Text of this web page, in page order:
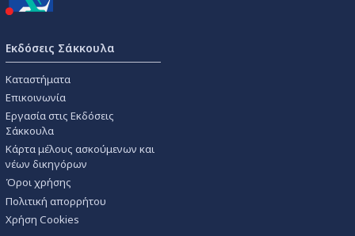
Εκδόσεις Σάκκουλα
Καταστήματα
Επικοινωνία
Εργασία στις Εκδόσεις
Σάκκουλα
Κάρτα μέλους ασκούμενων και
νέων δικηγόρων
Όροι χρήσης
Πολιτική απορρήτου
Χρήση Cookies